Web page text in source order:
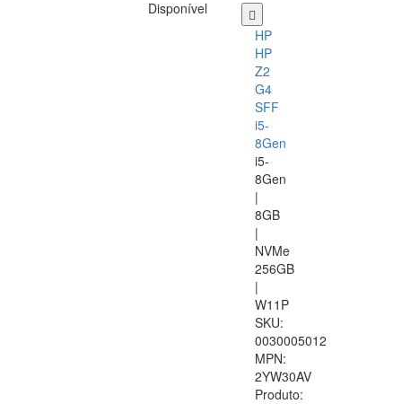
Disponível
HP
HP
Z2
G4
SFF
i5-
8Gen
i5-
8Gen
|
8GB
|
NVMe
256GB
|
W11P
SKU:
0030005012
MPN:
2YW30AV
Produto: